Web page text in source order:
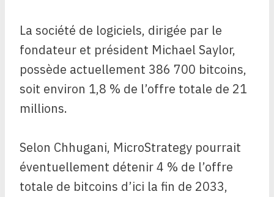
La société de logiciels, dirigée par le
fondateur et président Michael Saylor,
possède actuellement 386 700 bitcoins,
soit environ 1,8 % de l’offre totale de 21
millions.
Selon Chhugani, MicroStrategy pourrait
éventuellement détenir 4 % de l’offre
totale de bitcoins d’ici la fin de 2033,